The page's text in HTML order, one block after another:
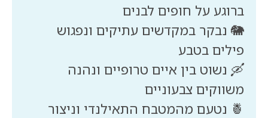
🐘 נבקר במקדשים עתיקים ונפגוש
🛶 נשוט בין איים טרופיים ונהנה
🍍 נטעם מהמטבח התאילנדי וניצור